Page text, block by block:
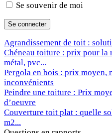
Se souvenir de moi
Agrandissement de toit :
Chéneau toiture : prix pour la
métal, pvc...
Pergola en bois : prix moyen,
inconvénients
Peindre une toiture : Prix
d’oeuvre
Couverture toit plat : quelle
m2...